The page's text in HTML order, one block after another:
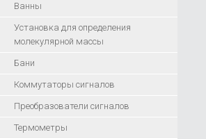
Ванны
Установка для определения
молекулярной массы
Бани
Коммутаторы сигналов
Преобразователи сигналов
Термометры